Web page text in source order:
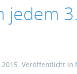
jedem
2015. Veröffentlicht in